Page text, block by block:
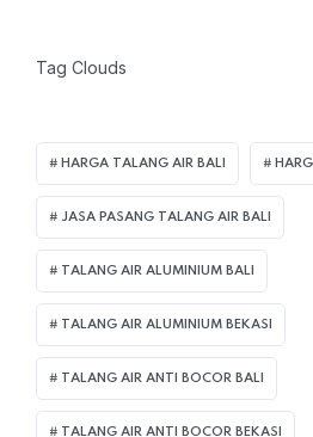
Tag Clouds
HARGA TALANG AIR BALI
JASA PASANG TALANG AIR BALI
TALANG AIR ALUMINIUM BALI
TALANG AIR ALUMINIUM BEKASI
TALANG AIR ANTI BOCOR BALI
TALANG AIR ANTI BOCOR BEKASI